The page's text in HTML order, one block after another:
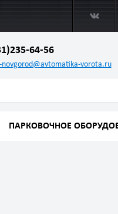
64-56
novgorod@avtomatika-vorota.ru
ПАРКОВОЧНОЕ